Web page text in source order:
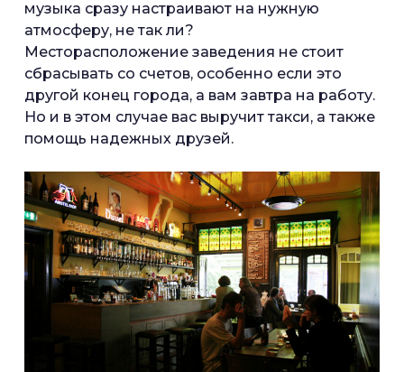
музыка сразу настраивают на нужную
атмосферу, не так ли?
Месторасположение заведения не стоит
сбрасывать со счетов, особенно если это
другой конец города, а вам завтра на работу.
Но и в этом случае вас выручит такси, а также
помощь надежных друзей.